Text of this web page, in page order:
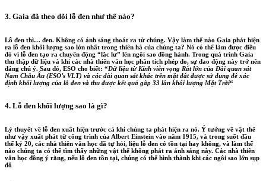
3. Gaia đã theo dõi lỗ đen như thế nào?
Lỗ đen thì… đen. Không có ánh sáng thoát ra từ chúng. Vậy làm thế nào Gaia phát hiện
ra lỗ đen khối lượng sao lớn nhất trong thiên hà của chúng ta? Nó có thể làm được điều
đó vì lỗ đen tạo ra chuyển động “lắc lư” lên ngôi sao đồng hành. Trong quá trình Gaia
thu thập dữ liệu và khi các nhà thiên văn học phân tích phép đo, sự dao động này trở nên
đáng chú ý. Sau đó, ESO cho biết: “Dữ liệu từ Kính viễn vọng Rất lớn của Đài quan sát
Nam Châu Âu (ESO’s VLT) và các đài quan sát khác trên mặt đất được sử dụng để xác
định khối lượng của lỗ đen và thu được kết quả gấp 33 lần khối lượng Mặt Trời“
4. Lỗ đen khối lượng sao là gì?
Lý thuyết về lỗ đen xuất hiện trước cả khi chúng ta phát hiện ra nó. Ý tưởng về vật thể
như vậy xuất phát từ công trình của Albert Einstein vào năm 1915, và trong suốt đầu
thế kỷ 20, các nhà thiên văn học đã tự hỏi, liệu lỗ đen có tồn tại hay không, và làm thế
nào chúng ta có thể tìm thấy những vật thể không phát ra ánh sáng này. Các nhà thiên
văn học đồng ý rằng, nếu lỗ đen tồn tại, chúng có thể hình thành khi các ngôi sao lớn sụp
đổ